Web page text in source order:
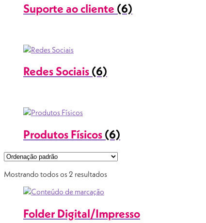
Suporte ao cliente (6)
Redes Sociais (6)
Produtos Físicos (6)
Mostrando todos os 2 resultados
Folder Digital/Impresso